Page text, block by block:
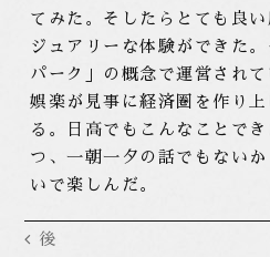
てみた。そしたらとても良
ジュアリーな体験ができた
パーク」の概念で運営され
娯楽が見事に経済圏を作り
る。日高でもこんなことで
つ、一朝一夕の話でもない
いで楽しんだ。
後